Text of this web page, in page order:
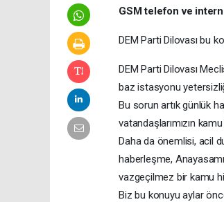
GSM telefon ve
DEM Parti Dilovası bu
DEM Parti Dilovası
baz istasyonu
Bu sorun artık günlük
vatandaşlarımızın
Daha da önemlisi, acil
haberleşme,
vazgeçilmez bir kamu
Biz bu konuyu aylar